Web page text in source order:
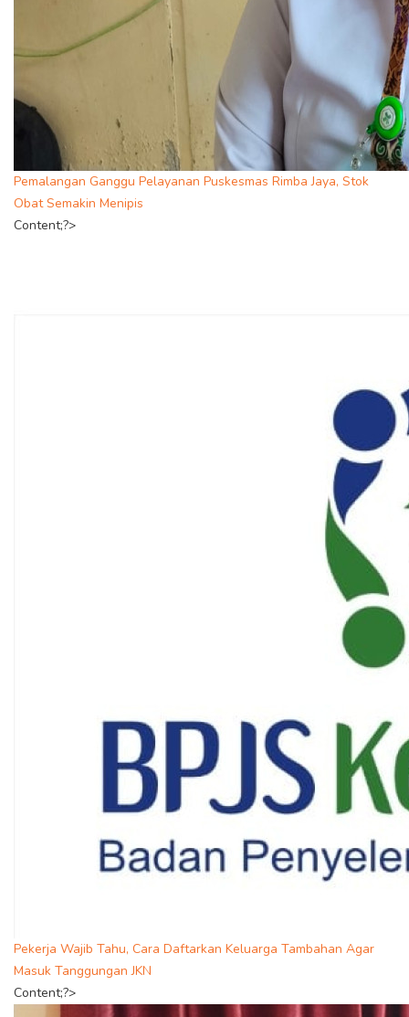
Pemalangan Ganggu Pelayanan Puskesmas Rimba Jaya, Stok
Obat Semakin Menipis
Content;?>
Pekerja Wajib Tahu, Cara Daftarkan Keluarga Tambahan Agar
Masuk Tanggungan JKN
Content;?>